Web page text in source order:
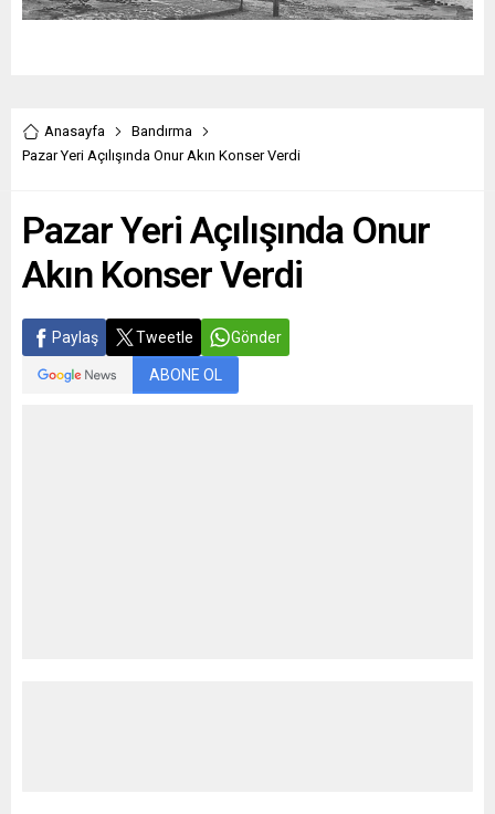
Anasayfa
Bandırma
Pazar Yeri Açılışında Onur Akın Konser Verdi
Pazar Yeri Açılışında Onur
Akın Konser Verdi
Paylaş Tweetle Gönder
ABONE OL